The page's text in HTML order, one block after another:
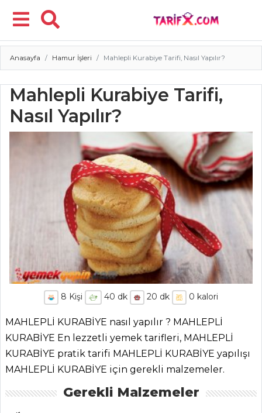
Menü
Anasayfa Hamur İşleri Mahlepli Kurabiye Tarifi, Nasıl Yapılır?
Mahlepli Kurabiye Tarifi,
Nasıl Yapılır?
8 Kişi 40 dk 20 dk 0 kalori
MAHLEPLİ KURABİYE nasıl yapılır ? MAHLEPLİ
KURABİYE En lezzetli yemek tarifleri, MAHLEPLİ
KURABİYE pratik tarifi MAHLEPLİ KURABİYE yapılışı
MAHLEPLİ KURABİYE için gerekli malzemeler.
Gerekli Malzemeler